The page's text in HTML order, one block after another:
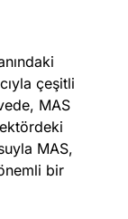
çeşitli
MAS
MAS,
bir